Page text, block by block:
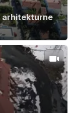
arhitekturne